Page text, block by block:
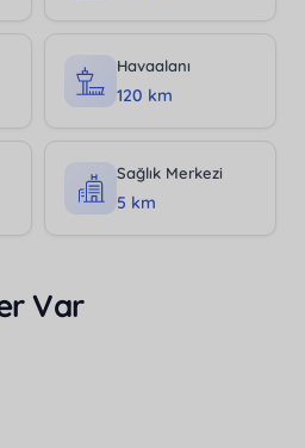
Havaalanı
120 km
Sağlık Merkezi
5 km
Var